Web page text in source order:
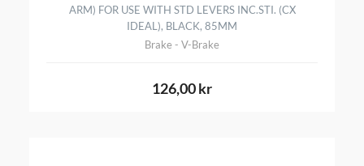
ARM) FOR USE WITH STD LEVERS INC.STI. (CX
IDEAL), BLACK, 85MM
Brake - V-Brake
126,00 kr